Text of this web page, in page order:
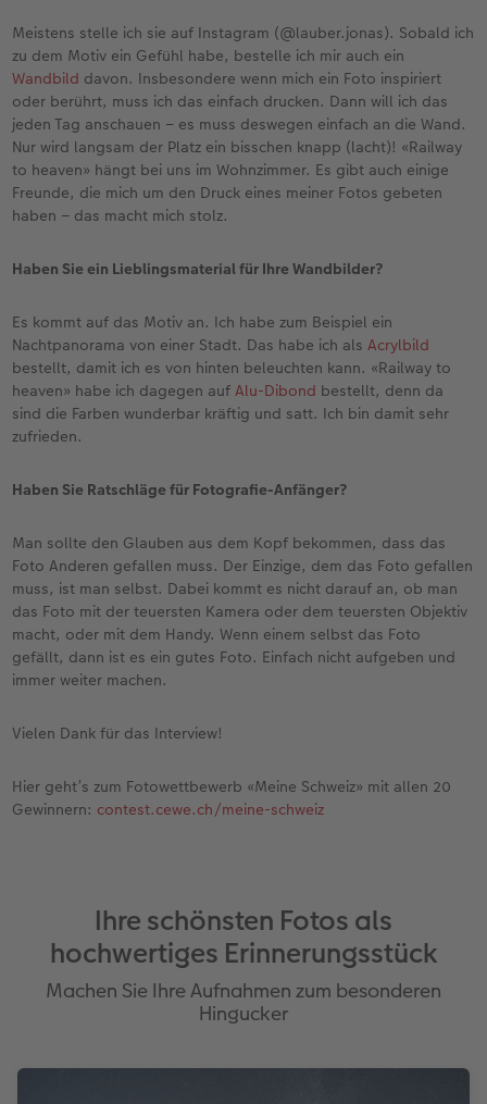
Meistens stelle ich sie auf Instagram (@lauber.jonas). Sobald ich
zu dem Motiv ein Gefühl habe, bestelle ich mir auch ein
Wandbild davon. Insbesondere wenn mich ein Foto inspiriert
oder berührt, muss ich das einfach drucken. Dann will ich das
jeden Tag anschauen – es muss deswegen einfach an die Wand.
Nur wird langsam der Platz ein bisschen knapp (lacht)! «Railway
to heaven» hängt bei uns im Wohnzimmer. Es gibt auch einige
Freunde, die mich um den Druck eines meiner Fotos gebeten
haben – das macht mich stolz.
Haben Sie ein Lieblingsmaterial für Ihre Wandbilder?
Es kommt auf das Motiv an. Ich habe zum Beispiel ein
Nachtpanorama von einer Stadt. Das habe ich alsAcrylbild
bestellt, damit ich es von hinten beleuchten kann. «Railway to
heaven» habe ich dagegen aufAlu-Dibond bestellt, denn da
sind die Farben wunderbar kräftig und satt. Ich bin damit sehr
zufrieden.
Haben Sie Ratschläge für Fotografie-Anfänger?
Man sollte den Glauben aus dem Kopf bekommen, dass das
Foto Anderen gefallen muss. Der Einzige, dem das Foto gefallen
muss, ist man selbst. Dabei kommt es nicht darauf an, ob man
das Foto mit der teuersten Kamera oder dem teuersten Objektiv
macht, oder mit dem Handy. Wenn einem selbst das Foto
gefällt, dann ist es ein gutes Foto. Einfach nicht aufgeben und
immer weiter machen.
Vielen Dank für das Interview!
Hier geht’s zum Fotowettbewerb «Meine Schweiz» mit allen 20
Gewinnern: contest.cewe.ch/meine-schweiz
Ihre schönsten Fotos als
hochwertiges Erinnerungsstück
Machen Sie Ihre Aufnahmen zum besonderen
Hingucker